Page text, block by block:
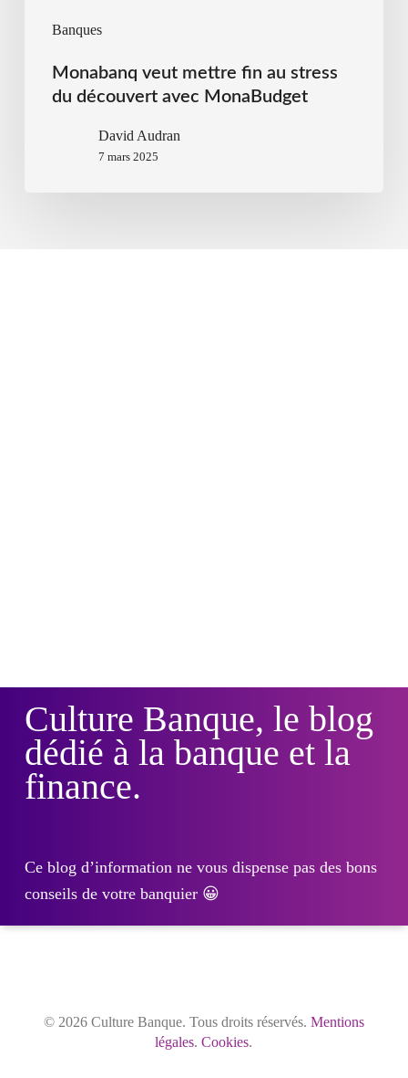
Banques
Monabanq veut mettre fin au stress
du découvert avec MonaBudget
David Audran
7 mars 2025
Culture Banque, le blog
dédié à la banque et la
finance.
Ce blog d’information ne vous dispense pas des bons
conseils de votre banquier 😀
© 2026 Culture Banque. Tous droits réservés. Mentions
légales.Cookies.